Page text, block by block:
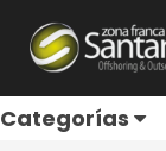
Categorías
MEGARCHIVOS
REF: MEGARCHIVOS